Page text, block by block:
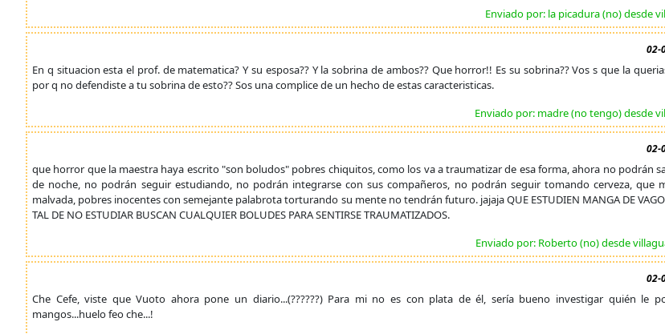
Enviado por: la picadura (no) desde
02-
En q situacion esta el prof. de matematica? Y su esposa?? Y la sobrina de ambos?? Que horror!! Es su sobrina?? Vos s que la
por q no defendiste a tu sobrina de esto?? Sos una complice de un hecho de estas caracteristicas.
Enviado por: madre (no tengo) desde
02-
que horror que la maestra haya escrito "son boludos" pobres chiquitos, como los va a traumatizar de esa forma, ahora no podrán
de noche, no podrán seguir estudiando, no podrán integrarse con sus compañeros, no podrán seguir tomando cerveza, que
malvada, pobres inocentes con semejante palabrota torturando su mente no tendrán futuro. jajaja QUE ESTUDIEN MANGA DE
TAL DE NO ESTUDIAR BUSCAN CUALQUIER BOLUDES PARA SENTIRSE TRAUMATIZADOS.
Enviado por: Roberto (no) desde
02-
Che Cefe, viste que Vuoto ahora pone un diario...(??????) Para mi no es con plata de él, sería bueno investigar quién le
mangos...huelo feo che...!